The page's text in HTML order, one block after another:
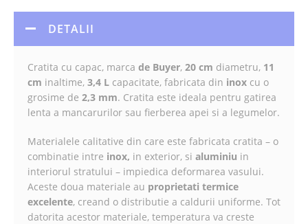
DETALII
Cratita cu capac, marca de Buyer, 20 cm diametru, 11
cm inaltime, 3,4 L capacitate, fabricata din inox cu o
grosime de 2,3 mm. Cratita este ideala pentru gatirea
lenta a mancarurilor sau fierberea apei si a legumelor.
Materialele calitative din care este fabricata cratita – o
combinatie intre inox, in exterior, si aluminiu in
interiorul stratului – impiedica deformarea vasului.
Aceste doua materiale au proprietati termice
excelente, creand o distributie a caldurii uniforme. Tot
datorita acestor materiale, temperatura va creste